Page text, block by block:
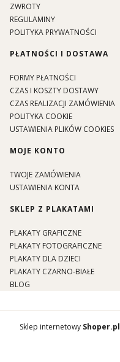
ZWROTY
REGULAMINY
POLITYKA PRYWATNOŚCI
PŁATNOŚCI I DOSTAWA
FORMY PŁATNOŚCI
CZAS I KOSZTY DOSTAWY
CZAS REALIZACJI ZAMÓWIENIA
POLITYKA COOKIE
USTAWIENIA PLIKÓW COOKIES
MOJE KONTO
TWOJE ZAMÓWIENIA
USTAWIENIA KONTA
SKLEP Z PLAKATAMI
PLAKATY GRAFICZNE
PLAKATY FOTOGRAFICZNE
PLAKATY DLA DZIECI
PLAKATY CZARNO-BIAŁE
BLOG
Sklep internetowy Shoper.pl